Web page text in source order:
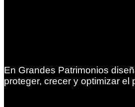
En Grandes Patrimonios
proteger, crecer y optimizar